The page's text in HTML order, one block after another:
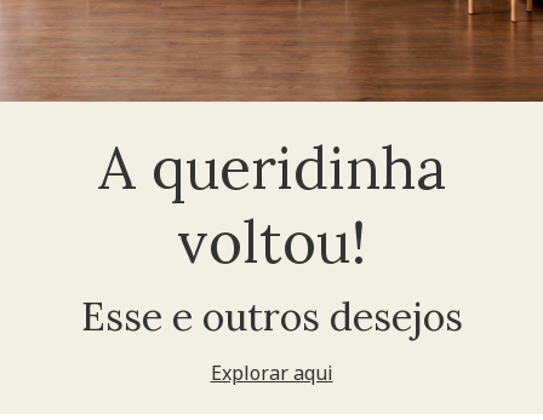
A queridinha
voltou!
Esse e outros desejos
Explorar aqui